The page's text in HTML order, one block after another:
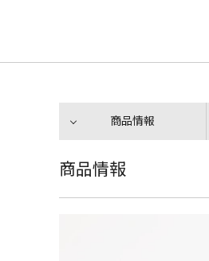
商品情報
商品情報